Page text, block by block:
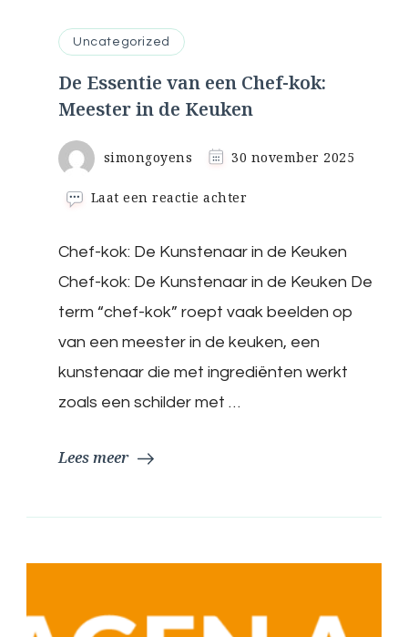
Uncategorized
De Essentie van een Chef-kok:
Meester in de Keuken
simongoyens 30 november 2025
Laat een reactie achter
van
een
Chef-
kok:
in
de
Chef-kok: De Kunstenaar in de Keuken
Chef-kok: De Kunstenaar in de Keuken De
term “chef-kok” roept vaak beelden op
van een meester in de keuken, een
kunstenaar die met ingrediënten werkt
zoals een schilder met …
Lees meer